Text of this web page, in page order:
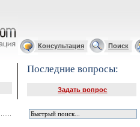
Консультация Поиск
Последние вопросы:
Задать вопрос